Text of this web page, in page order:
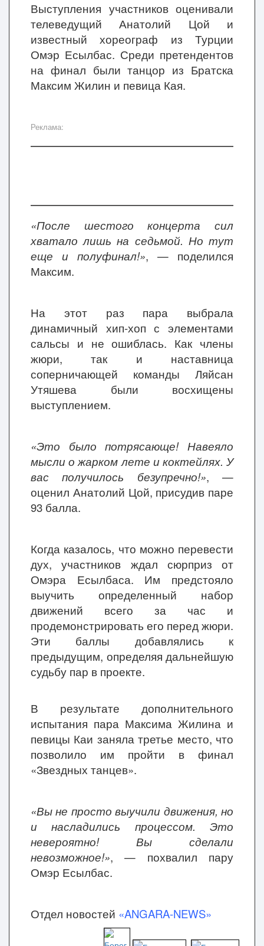
Выступления участников оценивали
телеведущий Анатолий Цой и
известный хореограф из Турции
Омэр Есылбас. Среди претендентов
на финал были танцор из Братска
Максим Жилин и певица Кая.
Реклама:
«После шестого концерта сил
хватало лишь на седьмой. Но тут
еще и полуфинал!», — поделился
Максим.
На этот раз пара выбрала
динамичный хип-хоп с элементами
сальсы и не ошиблась. Как члены
жюри, так и наставница
соперничающей команды Ляйсан
Утяшева были восхищены
выступлением.
«Это было потрясающе! Навеяло
мысли о жарком лете и коктейлях. У
вас получилось безупречно!», —
оценил Анатолий Цой, присудив паре
93 балла.
Когда казалось, что можно перевести
дух, участников ждал сюрприз от
Омэра Есылбаса. Им предстояло
выучить определенный набор
движений всего за час и
продемонстрировать его перед жюри.
Эти баллы добавлялись к
предыдущим, определяя дальнейшую
судьбу пар в проекте.
В результате дополнительного
испытания пара Максима Жилина и
певицы Каи заняла третье место, что
позволило им пройти в финал
«Звездных танцев».
«Вы не просто выучили движения, но
и насладились процессом. Это
невероятно! Вы сделали
невозможное!», — похвалил пару
Омэр Есылбас.
Отдел новостей «ANGARA-NEWS»